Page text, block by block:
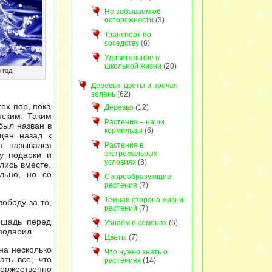
пор, пока
Таким
назван в
назад к
назывался
подарки и
вместе.
но со
за то,
перед
несколько
все, что
Не забываем об
осторожности (3)
Транспорт по
соседству(6)
Удивительное в
школьной жизни (20)
Деревья, цветы и прочая
зелень(62)
Деревья (12)
Растения – наши
кормильцы (6)
Растения в
экстремальных
условиях(3)
Спорообразующие
растения (7)
Темная сторона жизни
растений (7)
Узнаем о семенах(6)
Цветы (7)
Что нужно знать о
растениях(14)